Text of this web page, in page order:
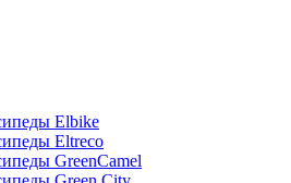
Elbike
Eltreco
GreenCamel